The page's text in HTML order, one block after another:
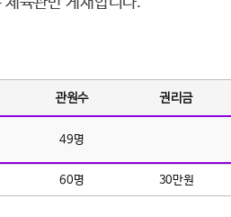
관원수 권리금
49명
60명 30만원